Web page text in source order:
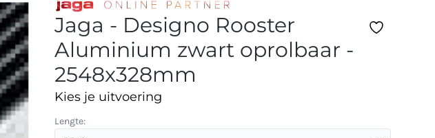
Jaga - Designo Rooster
Aluminium zwart oprolbaar -
2548x328mm
Kies je uitvoering
Lengte: